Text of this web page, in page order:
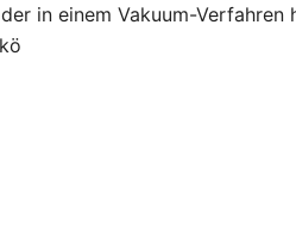
in einem Vakuum-